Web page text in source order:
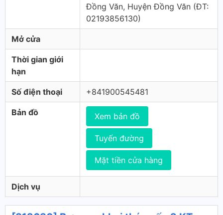
Đồng Văn, Huyện Đồng Văn (ÐT:
02193856130)
Mở cửa
Thời gian giới
hạn
Số điện thoại +841900545481
Bản đồ Xem bản đồ
Tuyến đường
Mặt tiền cửa hàng
Dịch vụ